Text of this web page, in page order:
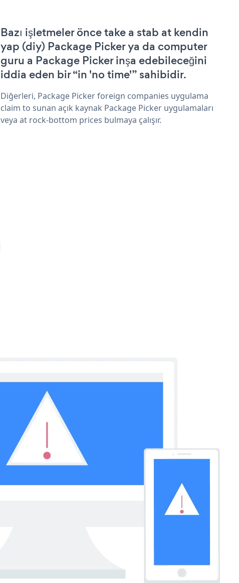
Bazı işletmeler önce take a stab at kendin
yap (diy) Package Picker ya da computer
guru a Package Picker inşa edebileceğini
iddia eden bir “in 'no time'” sahibidir.
Diğerleri, Package Picker foreign companies uygulama
claim to sunan açık kaynak Package Picker uygulamaları
veya at rock-bottom prices bulmaya çalışır.